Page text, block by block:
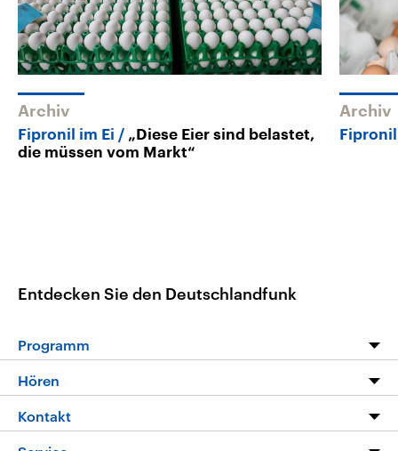
Archiv
Fipronil im Ei
„Diese Eier sind belastet,
die müssen vom Markt“
Archiv
Entdecken Sie den Deutschlandfunk
Programm
Programm
Die Nachrichten
Hören
Livestream
Kontakt
Hörerservice